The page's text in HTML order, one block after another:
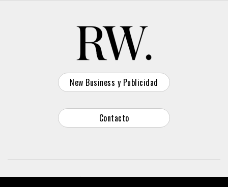
New Business y Publicidad
Contacto
© 2026 Reason Why